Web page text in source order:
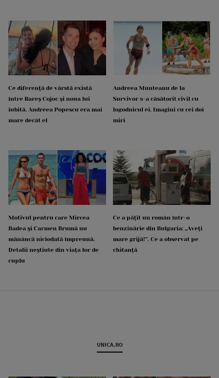
Ce diferență de vârstă există
între Rareș Cojoc și noua lui
iubită. Andreea Popescu era mai
mare decât el
Andreea Munteanu de la
Survivor s-a căsătorit civil cu
logodnicul ei. Imagini cu cei doi
miri
Motivul pentru care Mircea
Badea și Carmen Brumă nu
mănâncă niciodată împreună.
Detalii neștiute din viața lor de
cuplu
Ce a pățit un român într-o
benzinărie din Bulgaria: „Aveți
mare grijă!”. Ce a observat pe
chitanță
UNICA.RO